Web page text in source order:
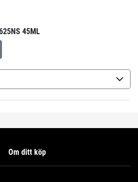
45ML
Acrylic Adhesive DP8610NS,
Om ditt köp